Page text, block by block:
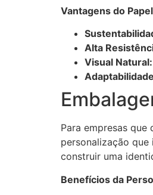
Vantagens do
Alta
Visual Natural:
Para empresas que
personalização
construir uma
Benefícios da